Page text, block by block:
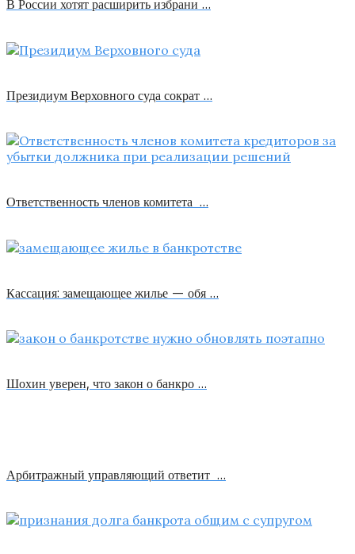
В России хотят расширить избрани …
Президиум Верховного суда сократ …
Ответственность членов комитета …
Кассация: замещающее жилье — обя …
Шохин уверен, что закон о банкро …
Арбитражный управляющий ответит …